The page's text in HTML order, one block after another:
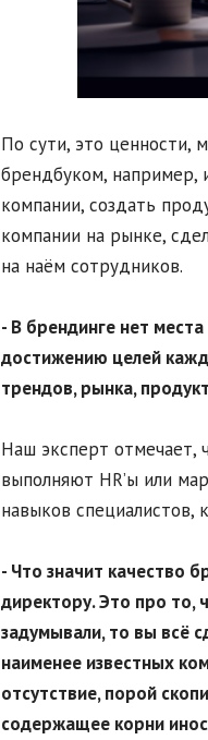
По сути, это ценности,
брендбуком, например,
компании, создать
компании на рынке,
на наём сотрудников.
- В брендинге нет
достижению целей
трендов, рынка,
Наш эксперт отмечает,
выполняют HR’ы или
навыков
- Что значит качество
директору. Это про то,
задумывали, то вы всё
наименее известных
отсутствие, порой
содержащее корни